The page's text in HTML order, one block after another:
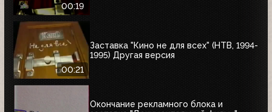
00:19
00:21
Заставка "Кино не для всех" (НТВ, 1994-
1995) Другая версия
Окончание рекламного блока и